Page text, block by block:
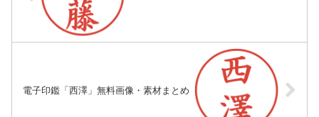
電子印鑑「西澤」無料画像・素材まとめ